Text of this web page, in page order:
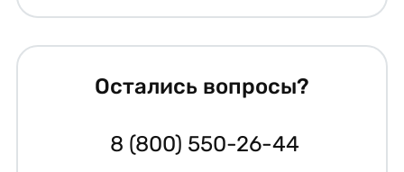
Остались вопросы?
8 (800) 550-26-44